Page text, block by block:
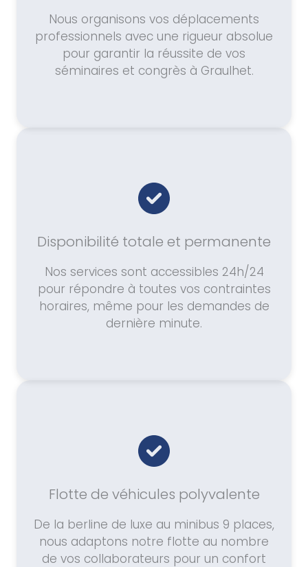
Nous organisons vos déplacements
professionnels avec une rigueur absolue
pour garantir la réussite de vos
séminaires et congrès à Graulhet.
Disponibilité totale et permanente
Nos services sont accessibles 24h/24
pour répondre à toutes vos contraintes
horaires, même pour les demandes de
dernière minute.
Flotte de véhicules polyvalente
De la berline de luxe au minibus 9 places,
nous adaptons notre flotte au nombre
de vos collaborateurs pour un confort